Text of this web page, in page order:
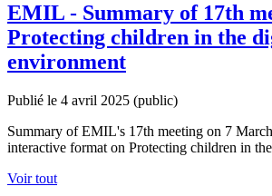
EMIL - Summary of 17th
Protecting children in the
environment
Publié le 4 avril 2025 (public)
Summary of EMIL's 17th meeting on 7
interactive format on Protecting children in
Voir tout